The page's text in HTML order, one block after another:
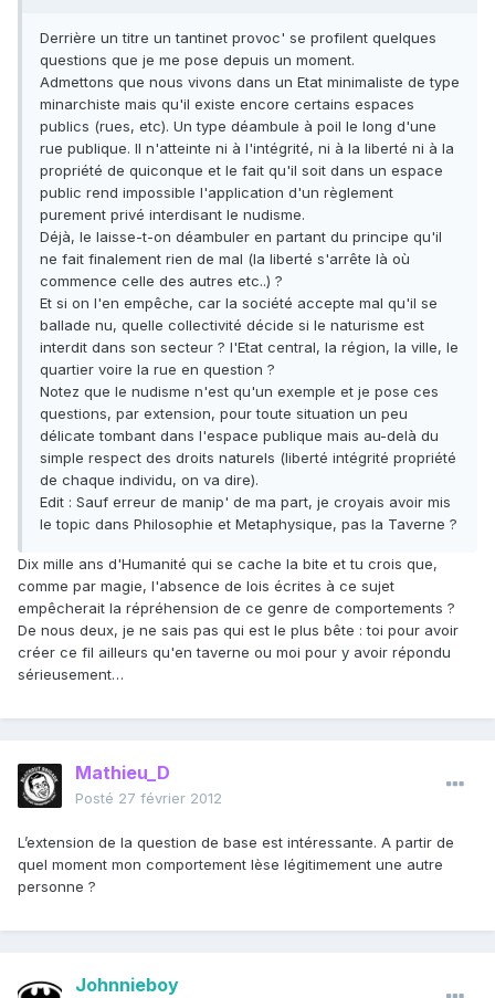
Derrière un titre un tantinet provoc' se profilent quelques
questions que je me pose depuis un moment.
Admettons que nous vivons dans un Etat minimaliste de type
minarchiste mais qu'il existe encore certains espaces
publics (rues, etc). Un type déambule à poil le long d'une
rue publique. Il n'atteinte ni à l'intégrité, ni à la liberté ni à la
propriété de quiconque et le fait qu'il soit dans un espace
public rend impossible l'application d'un règlement
purement privé interdisant le nudisme.
Déjà, le laisse-t-on déambuler en partant du principe qu'il
ne fait finalement rien de mal (la liberté s'arrête là où
commence celle des autres etc..) ?
Et si on l'en empêche, car la société accepte mal qu'il se
ballade nu, quelle collectivité décide si le naturisme est
interdit dans son secteur ? l'Etat central, la région, la ville, le
quartier voire la rue en question ?
Notez que le nudisme n'est qu'un exemple et je pose ces
questions, par extension, pour toute situation un peu
délicate tombant dans l'espace publique mais au-delà du
simple respect des droits naturels (liberté intégrité propriété
de chaque individu, on va dire).
Edit : Sauf erreur de manip' de ma part, je croyais avoir mis
le topic dans Philosophie et Metaphysique, pas la Taverne ?
Dix mille ans d'Humanité qui se cache la bite et tu crois que,
comme par magie, l'absence de lois écrites à ce sujet
empêcherait la répréhension de ce genre de comportements ?
De nous deux, je ne sais pas qui est le plus bête : toi pour avoir
créer ce fil ailleurs qu'en taverne ou moi pour y avoir répondu
sérieusement…
Mathieu_D
Posté 27 février 2012
L’extension de la question de base est intéressante. A partir de
quel moment mon comportement lèse légitimement une autre
personne ?
Johnnieboy